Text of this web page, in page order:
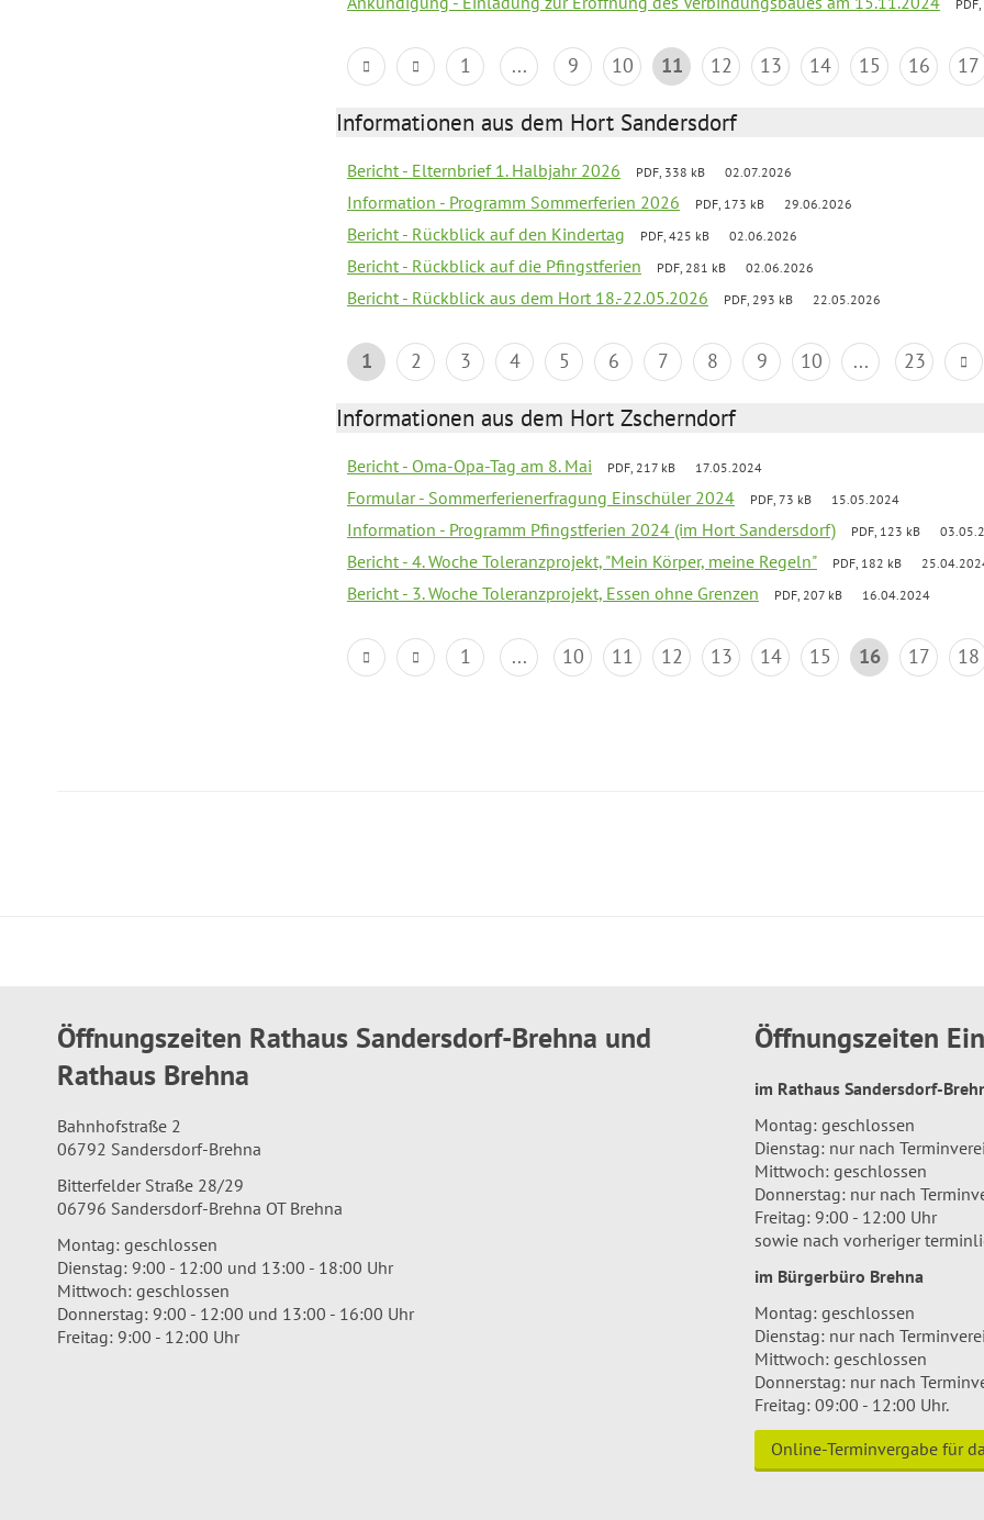
1 ... 9 10 11 12 13 14 15 16 17
Informationen aus dem Hort Sandersdorf
Bericht - Elternbrief 1. Halbjahr 2026 PDF, 338 kB 02.07.2026
Information - Programm Sommerferien 2026 PDF, 173 kB 29.06.2026
Bericht - Rückblick auf den Kindertag PDF, 425 kB 02.06.2026
Bericht - Rückblick auf die Pfingstferien PDF, 281 kB 02.06.2026
Bericht - Rückblick aus dem Hort 18.-22.05.2026 PDF, 293 kB 22.05.2026
1 2 3 4 5 6 7 8 9 10 ... 23
Informationen aus dem Hort Zscherndorf
Bericht - Oma-Opa-Tag am 8. Mai PDF, 217 kB 17.05.2024
Formular - Sommerferienerfragung Einschüler 2024 PDF, 73 kB 15.05.2024
Information - Programm Pfingstferien 2024 (im Hort Sandersdorf) PDF, 123 kB
Bericht - 4. Woche Toleranzprojekt, "Mein Körper, meine Regeln" PDF, 182 kB
Bericht - 3. Woche Toleranzprojekt, Essen ohne Grenzen PDF, 207 kB 16.04.2024
1 ... 10 11 12 13 14 15 16 17 18
Öffnungszeiten Rathaus Sandersdorf-Brehna und
Rathaus Brehna
Bahnhofstraße 2
06792 Sandersdorf-Brehna
Bitterfelder Straße 28/29
06796 Sandersdorf-Brehna OT Brehna
Montag: geschlossen
Dienstag: 9:00 - 12:00 und 13:00 - 18:00 Uhr
Mittwoch: geschlossen
Donnerstag: 9:00 - 12:00 und 13:00 - 16:00 Uhr
Freitag: 9:00 - 12:00 Uhr
Öffnungszeiten
im Rathaus Sandersdorf-
Montag: geschlossen
Dienstag: nur nach
Mittwoch: geschlossen
Donnerstag: nur nach
Freitag: 9:00 - 12:00 Uhr
sowie nach vorheriger
im Bürgerbüro Brehna
Montag: geschlossen
Dienstag: nur nach
Mittwoch: geschlossen
Donnerstag: nur nach
Freitag: 09:00 - 12:00 Uhr.
Online-Terminvergabe für